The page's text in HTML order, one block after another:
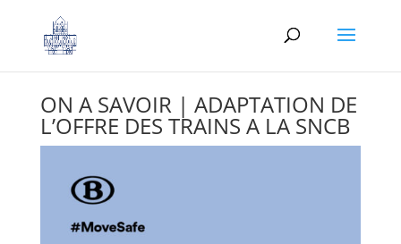
ON A SAVOIR | ADAPTATION DE
L’OFFRE DES TRAINS A LA SNCB